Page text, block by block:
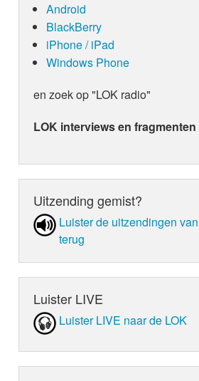
Android
BlackBerry
iPhone / iPad
Windows Phone
en zoek op "LOK radio"
LOK interviews en
Uitzending gemist?
Luister de uit­zen­din­gen
terug
Luister LIVE
Luister LIVE naar de LOK